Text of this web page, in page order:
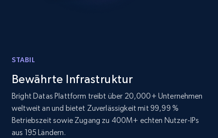
URL, ID, User id, Use url, Title, Headline, Post
11.3K+ 1.5K+ Gratis testen
STABIL
Bewährte Infrastruktur
Bright Datas Plattform treibt über 20,000+ Unternehmen
weltweit an und bietet Zuverlässigkeit mit 99,99 %
Betriebszeit sowie Zugang zu 400M+ echten Nutzer-IPs
aus 195 Ländern.